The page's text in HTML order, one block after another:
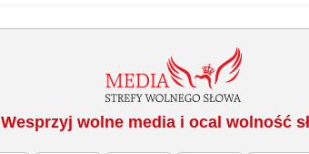
Wesprzyj wolne media i ocal wolność